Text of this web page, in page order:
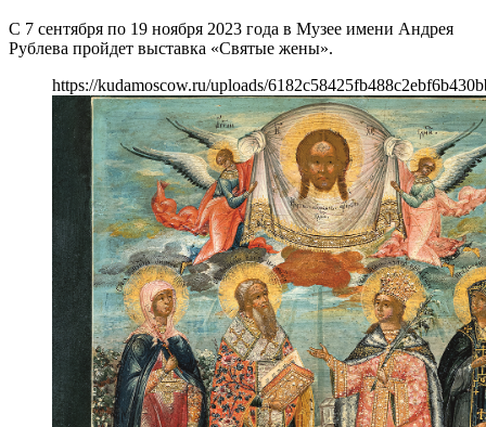
С 7 сентября по 19 ноября 2023 года в Музее имени Андрея
Рублева пройдет выставка «Святые жены».
https://kudamoscow.ru/uploads/